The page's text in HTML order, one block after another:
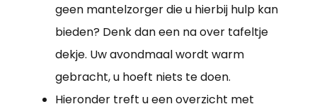
geen mantelzorger die u hierbij hulp kan
bieden? Denk dan een na over tafeltje
dekje. Uw avondmaal wordt warm
gebracht, u hoeft niets te doen.
Hieronder treft u een overzicht met